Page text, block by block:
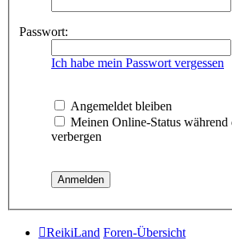
Passwort:
Ich habe mein Passwort vergessen
Angemeldet bleiben
Meinen Online-Status während
verbergen
ReikiLand Foren-Übersicht